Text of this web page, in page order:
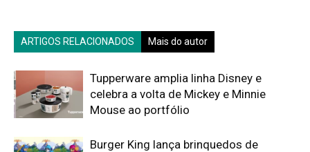
ARTIGOS RELACIONADOS Mais do autor
Tupperware amplia linha Disney e
celebra a volta de Mickey e Minnie
Mouse ao portfólio
Burger King lança brinquedos de